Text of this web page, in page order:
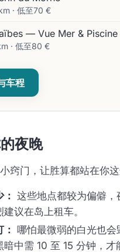
· 低至70 €
— Vue Mer & Piscine
· 低至80 €
车程
夜晚
窍门，让胜算都站在你这
这些地点都较为偏僻，
议在岛上租车。
哪怕最微弱的白光也会
暗中需 10 至 15 分钟，才